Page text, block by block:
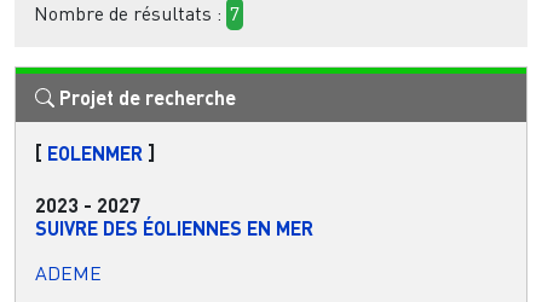
Nombre de résultats : 7
Projet de recherche
[ EOLENMER ]
2023 - 2027
SUIVRE DES ÉOLIENNES EN MER
ADEME